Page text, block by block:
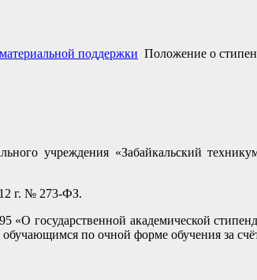
поддержки Положение о
учреждения «Забайкальский
г. № 273-ФЗ.
«О государственной академической
по очной форме обучения за